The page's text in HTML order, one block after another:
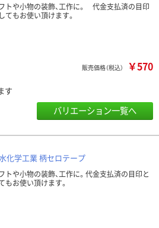
トや小物の装飾、工作に。 代金支払済の目印
てもお使い頂けます。
販売価格（税込） ￥570
す
バリエーション一覧へ
化学工業 柄セロテープ
トや小物の装飾、工作に。代金支払済の目印と
もお使い頂けます。